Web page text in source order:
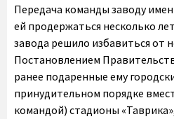
Передача команды заводу
ей продержаться несколько
завода решило избавиться от
Постановлением
ранее подаренные ему
принудительном порядке
командой) стадионы